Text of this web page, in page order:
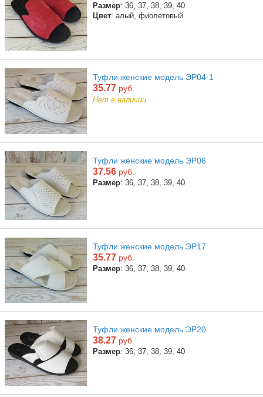
Размер: 36, 37, 38, 39, 40
Цвет: алый, фиолетовый
Туфли женские модель ЭР04-1
35.77 руб.
Нет в наличии
Туфли женские модель ЭР06
37.56 руб.
Размер: 36, 37, 38, 39, 40
Туфли женские модель ЭР17
35.77 руб.
Размер: 36, 37, 38, 39, 40
Туфли женские модель ЭР20
38.27 руб.
Размер: 36, 37, 38, 39, 40